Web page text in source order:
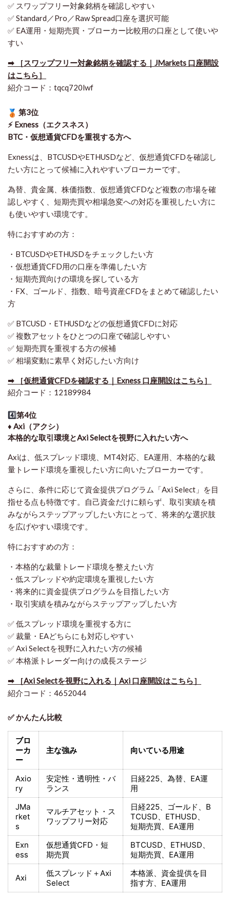
✅ スワップフリー対象銘柄を確認しやすい
✅ Standard／Pro／Raw Spread口座を選択可能
✅ EA運用・短期売買・ブローカー比較用の口座として使いや
すい
➡ ［スワップフリー対象銘柄を確認する｜JMarkets 口座開設
はこちら］
紹介コード：tqcq720lwf
第3位
⚡ Exness（エクスネス）
BTC・仮想通貨CFDを重視する方へ
Exnessは、BTCUSDやETHUSDなど、仮想通貨CFDを確認し
たい方にとって候補に入れやすいブローカーです。
為替、貴金属、株価指数、仮想通貨CFDなど複数の市場を確
認しやすく、短期売買や相場急変への対応を重視したい方に
も使いやすい環境です。
特におすすめの方：
・BTCUSDやETHUSDをチェックしたい方
・仮想通貨CFD用の口座を準備したい方
・短期売買向けの環境を探している方
・FX、ゴールド、指数、暗号資産CFDをまとめて確認したい
方
✅ BTCUSD・ETHUSDなどの仮想通貨CFDに対応
✅ 複数アセットをひとつの口座で確認しやすい
✅ 短期売買を重視する方の候補
✅ 相場変動に素早く対応したい方向け
➡ ［仮想通貨CFDを確認する｜Exness 口座開設はこちら］
紹介コード：12189984
4️⃣第4位
♦️ Axi（アクシ）
本格的な取引環境とAxi Selectを視野に入れたい方へ
Axiは、低スプレッド環境、MT4対応、EA運用、本格的な裁
量トレード環境を重視したい方に向いたブローカーです。
さらに、条件に応じて資金提供プログラム「Axi Select」を目
指せる点も特徴です。自己資金だけに頼らず、取引実績を積
みながらステップアップしたい方にとって、将来的な選択肢
を広げやすい環境です。
特におすすめの方：
・本格的な裁量トレード環境を整えたい方
・低スプレッドや約定環境を重視したい方
・将来的に資金提供プログラムを目指したい方
・取引実績を積みながらステップアップしたい方
✅ 低スプレッド環境を重視する方に
✅ 裁量・EAどちらにも対応しやすい
✅ Axi Selectを視野に入れたい方の候補
✅ 本格派トレーダー向けの成長ステージ
➡ ［Axi Selectを視野に入れる｜Axi 口座開設はこちら］
紹介コード：4652044
✅ かんたん比較
ブロ
ーカ
ー
主な強み 向いている用途
Axio
ry
安定性・透明性・バ
ランス
日経225、為替、EA運
用
JMa
rket
s
マルチアセット・ス
ワップフリー対応
日経225、ゴールド、 B
TCUSD、ETHUSD、
短期売買、EA運用
Exn
ess
仮想通貨CFD・短
期売買
BTCUSD、ETHUSD、
短期売買、EA運用
Axi 低スプレッド＋Axi
Select
本格派、資金提供を目
指す方、EA運用